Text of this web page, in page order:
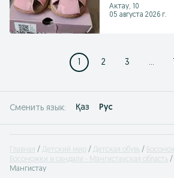
Актау, 10
05 августа 2026 г.
1 2 3 ...
Сменить язык: Қаз Рус
Главная Детский мир Детская обувь
Босоножки и сандали - Мангистауская область
Мангистау